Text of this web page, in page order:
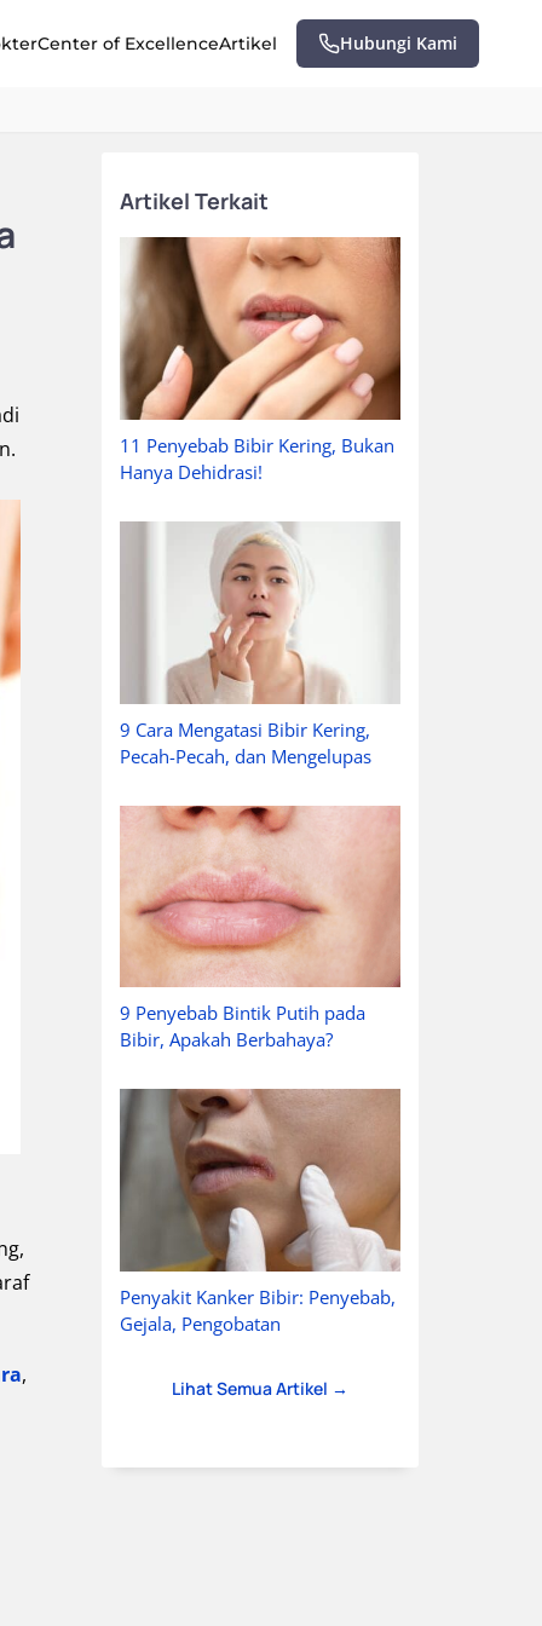
Center of ExcellenceArtikel Hubungi Kami
,
Artikel Terkait
11 Penyebab Bibir Kering, Bukan
Hanya Dehidrasi!
9 Cara Mengatasi Bibir Kering,
Pecah-Pecah, dan Mengelupas
9 Penyebab Bintik Putih pada
Bibir, Apakah Berbahaya?
Penyakit Kanker Bibir: Penyebab,
Gejala, Pengobatan
Lihat Semua Artikel →